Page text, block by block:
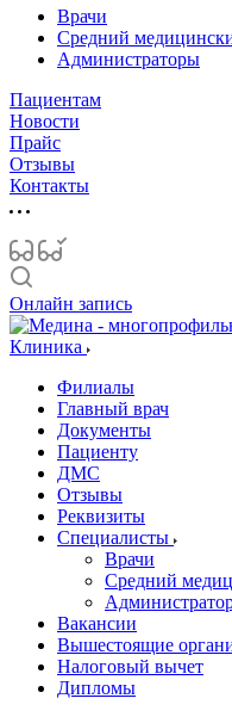
Врачи
Средний
Администраторы
Пациентам
Новости
Прайс
Отзывы
Контакты
Онлайн запись
Клиника
Филиалы
Главный врач
Документы
Пациенту
ДМС
Отзывы
Реквизиты
Специалисты
Врачи
Средний
Вакансии
Вышестоящие
Налоговый вычет
Дипломы